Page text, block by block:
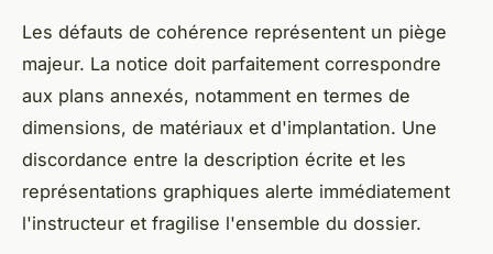
Les défauts de cohérence représentent un piège
majeur. La notice doit parfaitement correspondre
aux plans annexés, notamment en termes de
dimensions, de matériaux et d'implantation. Une
discordance entre la description écrite et les
représentations graphiques alerte immédiatement
l'instructeur et fragilise l'ensemble du dossier.